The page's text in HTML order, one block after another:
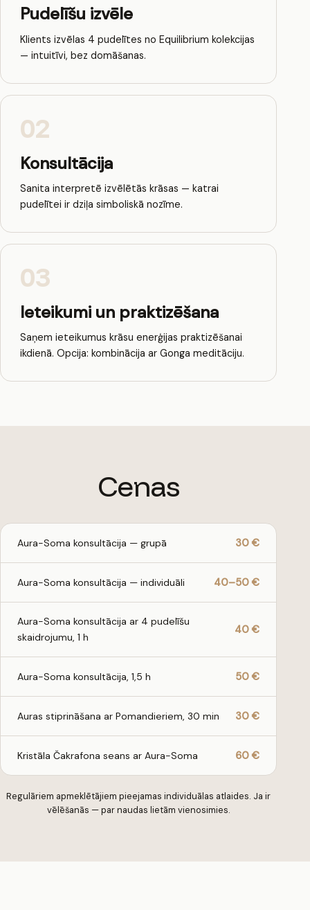
Pudelīšu izvēle
Klients izvēlas 4 pudelītes no Equilibrium kolekcijas
— intuitīvi, bez domāšanas.
02
Konsultācija
Sanita interpretē izvēlētās krāsas — katrai
pudelītei ir dziļa simboliskā nozīme.
03
Ieteikumi un praktizēšana
Saņem ieteikumus krāsu enerģijas praktizēšanai
ikdienā. Opcija: kombinācija ar Gonga meditāciju.
Cenas
Aura-Soma konsultācija — grupā 30 €
Aura-Soma konsultācija — individuāli 40–50 €
Aura-Soma konsultācija ar 4 pudelīšu
skaidrojumu, 1 h
40 €
Aura-Soma konsultācija, 1,5 h 50 €
Auras stiprināšana ar Pomandieriem, 30 min 30 €
Kristāla Čakrafona seans ar Aura-Soma 60 €
Regulāriem apmeklētājiem pieejamas individuālas atlaides. Ja ir
vēlēšanās — par naudas lietām vienosimies.